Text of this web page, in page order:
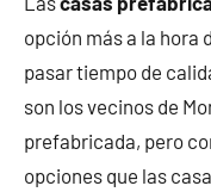
opción más a la hora
pasar tiempo de
son los vecinos de
prefabricada, pero
opciones que las